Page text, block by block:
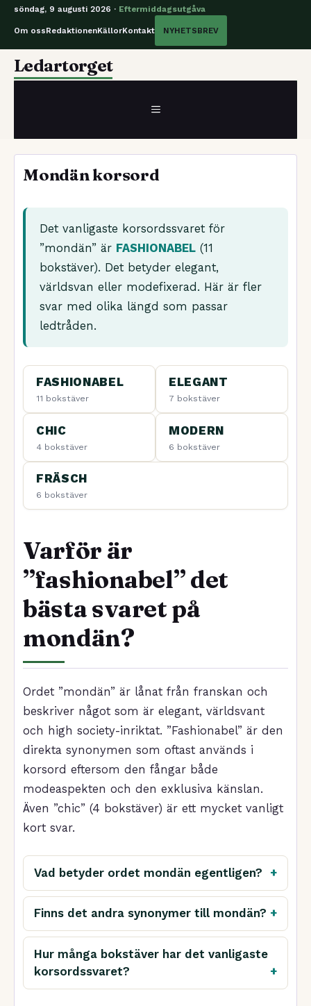
söndag, 9 augusti 2026 · Eftermiddagsutgåva
Om ossRedaktionenKällorKontakt NYHETSBREV
HoppaLedartorget
MENY
Mondän korsord
Det vanligaste korsordssvaret för
”mondän” är FASHIONABEL(11
bokstäver). Det betyder elegant,
världsvan eller modefixerad. Här är fler
svar med olika längd som passar
ledtråden.
FASHIONABEL
11 bokstäver
ELEGANT
7 bokstäver
CHIC
4 bokstäver
MODERN
6 bokstäver
FRÄSCH
6 bokstäver
Varför är
”fashionabel” det
bästa svaret på
mondän?
Ordet ”mondän” är lånat från franskan och
beskriver något som är elegant, världsvant
och high society-inriktat. ”Fashionabel” är den
direkta synonymen som oftast används i
korsord eftersom den fångar både
modeaspekten och den exklusiva känslan.
Även ”chic” (4 bokstäver) är ett mycket vanligt
kort svar.
Vad betyder ordet mondän egentligen?
Finns det andra synonymer till mondän?
Hur många bokstäver har det vanligaste
korsordssvaret?